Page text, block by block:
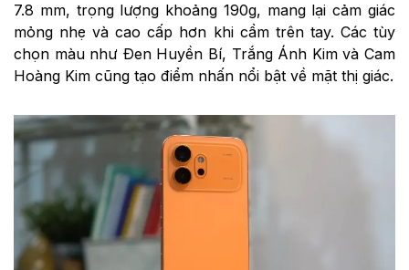
7.8 mm, trọng lượng khoảng 190g, mang lại cảm giác
mỏng nhẹ và cao cấp hơn khi cầm trên tay. Các tùy
chọn màu như Đen Huyền Bí, Trắng Ánh Kim và Cam
Hoàng Kim cũng tạo điểm nhấn nổi bật về mặt thị giác.